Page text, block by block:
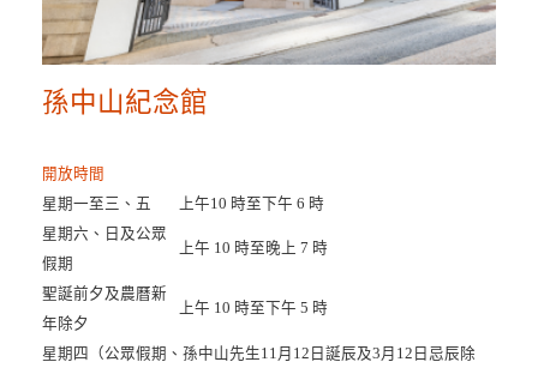
孫中山紀念館
開放時間
星期一至三、五
上午10 時至下午 6 時
星期六、日及公眾
假期
上午 10 時至晚上 7 時
聖誕前夕及農曆新
年除夕
上午 10 時至下午 5 時
星期四（公眾假期、孫中山先生11月12日誕辰及3月12日忌辰除